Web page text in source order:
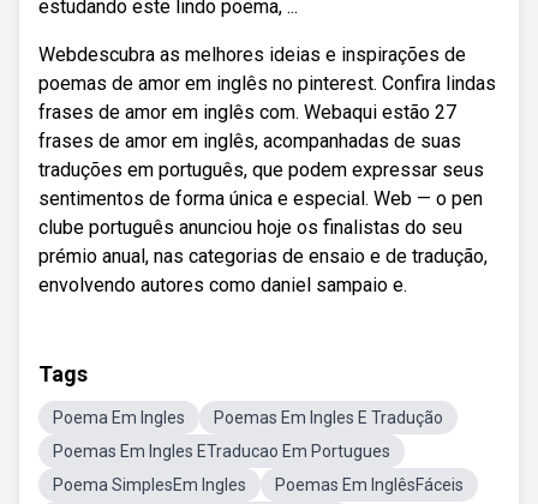
estudando este lindo poema, ...
Webdescubra as melhores ideias e inspirações de
poemas de amor em inglês no pinterest. Confira lindas
frases de amor em inglês com. Webaqui estão 27
frases de amor em inglês, acompanhadas de suas
traduções em português, que podem expressar seus
sentimentos de forma única e especial. Web — o pen
clube português anunciou hoje os finalistas do seu
prémio anual, nas categorias de ensaio e de tradução,
envolvendo autores como daniel sampaio e.
Tags
Poema Em Ingles
Poemas Em Ingles E Tradução
Poemas Em Ingles ETraducao Em Portugues
Poema SimplesEm Ingles
Poemas Em InglêsFáceis